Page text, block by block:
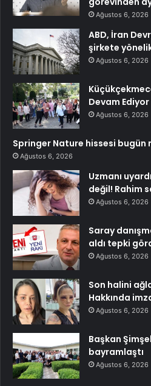
Ağustos 6, 2026
ABD, İran
şirkete yönelik
Ağustos 6, 2026
Devam Ediyor
Ağustos 6, 2026
Springer Nature hissesi bugün
Ağustos 6, 2026
Uzmanı
değil! Rahim
Ağustos 6, 2026
Saray
aldı tepki
Ağustos 6, 2026
Son halini
Hakkında
Ağustos 6, 2026
Başkan
bayramlaştı
Ağustos 6, 2026